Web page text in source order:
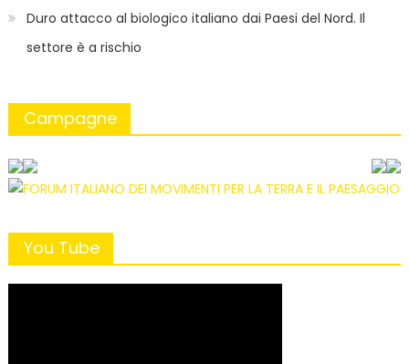
Duro attacco al biologico italiano dai Paesi del Nord. Il
settore è a rischio
Campagne
You Tube